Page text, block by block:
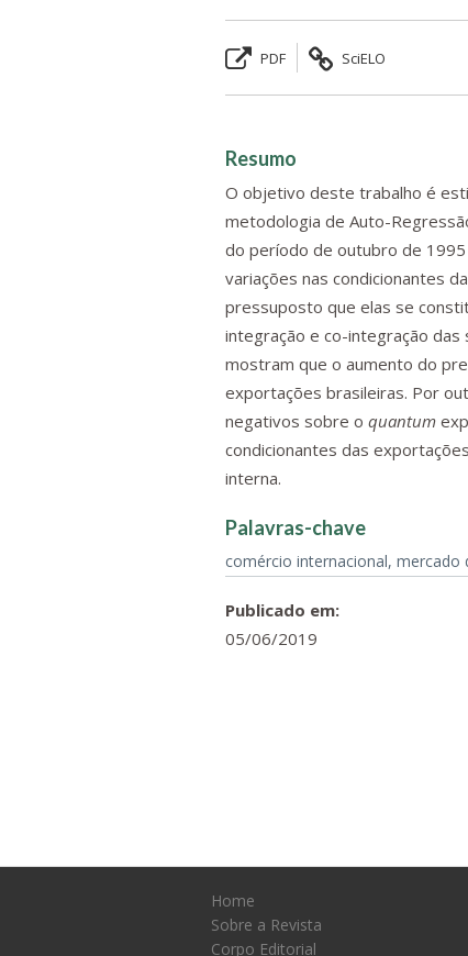
PDF
SciELO
Resumo
O objetivo deste trabalho é
metodologia de Auto-
do período de outubro de
variações nas condicionantes
pressuposto que elas se
integração e co-integração das
mostram que o aumento do
exportações brasileiras. Por
negativos sobre oquantum
condicionantes das
interna.
Palavras-chave
comércio internacional, mercado
Publicado em:
05/06/2019
Home
Sobre a Revista
Corpo Editorial